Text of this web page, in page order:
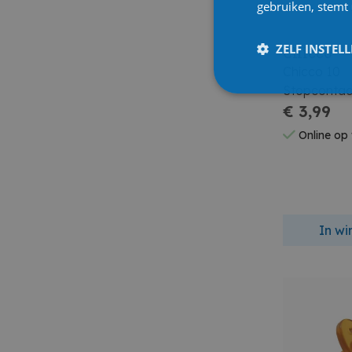
Chicco
Met
€ 3,99
Online
In
gebruiken,
ZELF